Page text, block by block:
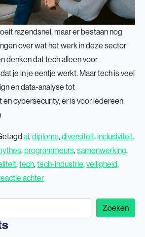
razendsnel, maar er bestaan nog
over wat het werk in deze sector
denken dat tech alleen voor
je in je eentje werkt. Maar tech is veel
en data-analyse tot
cybersecurity, er is voor iedereen
ai,diploma,diversiteit,inclusiviteit,
,programmeurs,samenwerking,
,tech,tech-industrie,veiligheid,
achterop 5 mythes over werken in
Zoeken